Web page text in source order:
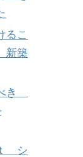
るこ
新築
き
シ